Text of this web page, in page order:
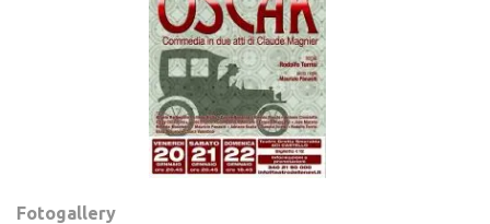
Fotogallery